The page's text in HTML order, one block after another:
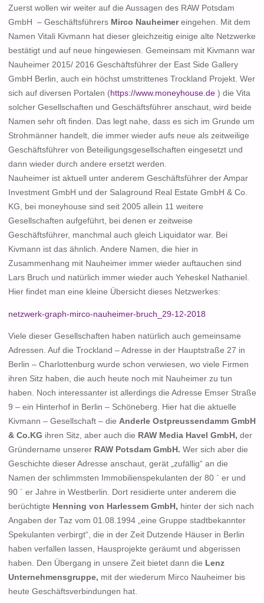
Zuerst wollen wir weiter auf die Aussagen des RAW Potsdam
GmbH – Geschäftsführers Mirco Nauheimereingehen. Mit dem
Namen Vitali Kivmann hat dieser gleichzeitig einige alte Netzwerke
bestätigt und auf neue hingewiesen. Gemeinsam mit Kivmann war
Nauheimer 2015/ 2016 Geschäftsführer der East Side Gallery
GmbH Berlin, auch ein höchst umstrittenes Trockland Projekt. Wer
sich auf diversen Portalen (https://www.moneyhouse.de) die Vita
solcher Gesellschaften und Geschäftsführer anschaut, wird beide
Namen sehr oft finden. Das legt nahe, dass es sich im Grunde um
Strohmänner handelt, die immer wieder aufs neue als zeitweilige
Geschäftsführer von Beteiligungsgesellschaften eingesetzt und
dann wieder durch andere ersetzt werden.
Nauheimer ist aktuell unter anderem Geschäftsführer der Ampar
Investment GmbH und der Salaground Real Estate GmbH & Co.
KG, bei moneyhouse sind seit 2005 allein 11 weitere
Gesellschaften aufgeführt, bei denen er zeitweise
Geschäftsführer, manchmal auch gleich Liquidator war. Bei
Kivmann ist das ähnlich. Andere Namen, die hier in
Zusammenhang mit Nauheimer immer wieder auftauchen sind
Lars Bruch und natürlich immer wieder auch Yeheskel Nathaniel .
Hier findet man eine kleine Übersicht dieses Netzwerkes:
netzwerk-graph-mirco-nauheimer-bruch_29-12-2018
Viele dieser Gesellschaften haben natürlich auch gemeinsame
Adressen. Auf die Trockland – Adresse in der Hauptstraße 27 in
Berlin – Charlottenburg wurde schon verwiesen, wo viele Firmen
ihren Sitz haben, die auch heute noch mit Nauheimer zu tun
haben. Noch interessanter ist allerdings die Adresse Emser Straße
9 – ein Hinterhof in Berlin – Schöneberg. Hier hat die aktuelle
Kivmann – Gesellschaft – die Anderle Ostpreussendamm GmbH
& Co.KG ihren Sitz, aber auch die RAW Media Havel GmbH , der
Gründername unserer RAW Potsdam GmbH. Wer sich aber die
Geschichte dieser Adresse anschaut, gerät „zufällig“ an die
Namen der schlimmsten Immobilienspekulanten der 80 ` er und
90 ´ er Jahre in Westberlin. Dort residierte unter anderem die
berüchtigte Henning von Harlessem GmbH , hinter der sich nach
Angaben der Taz vom 01.08.1994 „eine Gruppe stadtbekannter
Spekulanten verbirgt“, die in der Zeit Dutzende Häuser in Berlin
haben verfallen lassen, Hausprojekte geräumt und abgerissen
haben. Den Übergang in unsere Zeit bietet dann die Lenz
Unternehmensgruppe, mit der wiederum Mirco Nauheimer bis
heute Geschäftsverbindungen hat.